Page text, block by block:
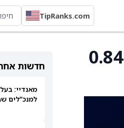
TipRanks.com
חדשות
מאנדיי:
מחיר היעד למניית ITV Plc הועלה ל־0.85 פני מ־0.84